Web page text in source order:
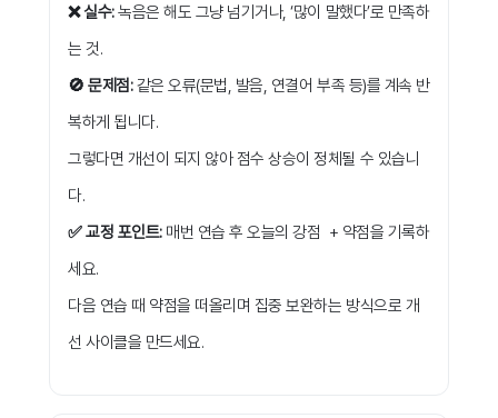
❌ 실수:녹음은 해도 그냥 넘기거나, ‘많이 말했다’로 만족하
는 것.
🚫 문제점:같은 오류(문법, 발음, 연결어 부족 등)를 계속 반
복하게 됩니다.
그렇다면 개선이 되지 않아 점수 상승이 정체될 수 있습니
다.
✅ 교정 포인트:매번 연습 후 오늘의 강점 + 약점을 기록하
세요.
다음 연습 때 약점을 떠올리며 집중 보완하는 방식으로 개
선 사이클을 만드세요.